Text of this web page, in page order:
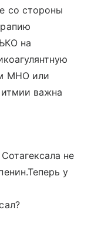
со стороны
на
МНО или
важна
не
у